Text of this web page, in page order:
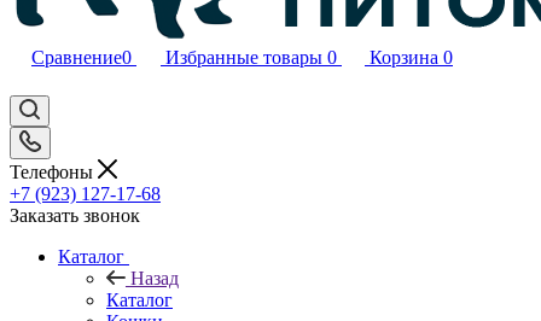
Сравнение0 Избранные товары 0 Корзина 0
Телефоны
+7 (923) 127-17-68
Заказать звонок
Каталог
Назад
Каталог